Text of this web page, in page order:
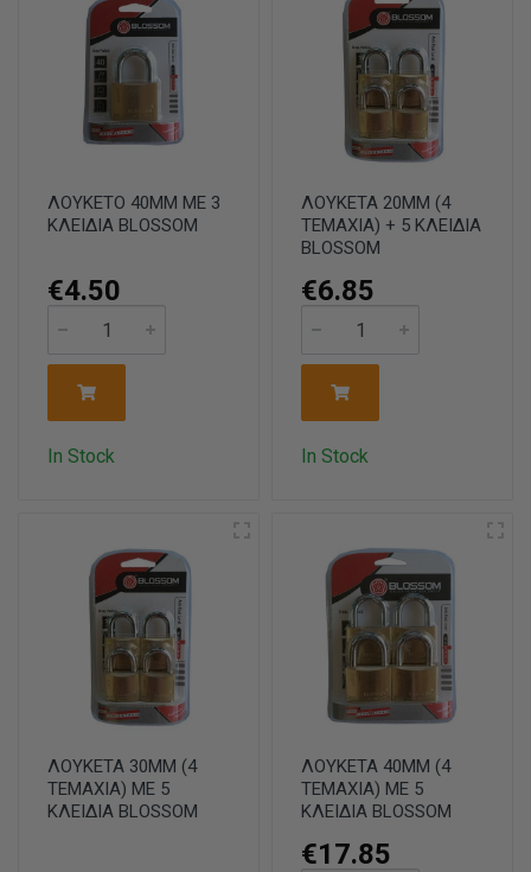
ΛΟΥΚΕΤΟ 40ΜΜ ΜΕ 3
ΚΛΕΙΔΙΑ BLOSSOM
€4.50
In Stock
ΛΟΥΚΕΤΑ 20ΜΜ (4
ΤΕΜΑΧΙΑ) + 5 ΚΛΕΙΔΙΑ
BLOSSOM
€6.85
In Stock
ΛΟΥΚΕΤΑ 30ΜΜ (4
ΤΕΜΑΧΙΑ) ΜΕ 5
ΚΛΕΙΔΙΑ BLOSSOM
ΛΟΥΚΕΤΑ 40ΜΜ (4
ΤΕΜΑΧΙΑ) ΜΕ 5
ΚΛΕΙΔΙΑ BLOSSOM
€17.85